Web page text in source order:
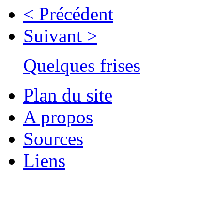
< Précédent
Suivant >
Quelques frises
Plan du site
A propos
Sources
Liens